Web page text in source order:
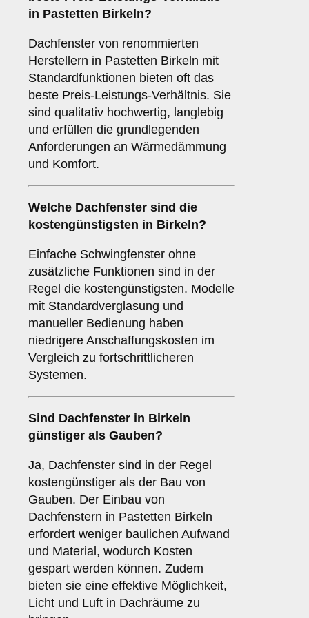
in Pastetten Birkeln?
Dachfenster von renommierten
Herstellern in Pastetten Birkeln mit
Standardfunktionen bieten oft das
beste Preis-Leistungs-Verhältnis. Sie
sind qualitativ hochwertig, langlebig
und erfüllen die grundlegenden
Anforderungen an Wärmedämmung
und Komfort.
Welche Dachfenster sind die
kostengünstigsten in Birkeln?
Einfache Schwingfenster ohne
zusätzliche Funktionen sind in der
Regel die kostengünstigsten. Modelle
mit Standardverglasung und
manueller Bedienung haben
niedrigere Anschaffungskosten im
Vergleich zu fortschrittlicheren
Systemen.
Sind Dachfenster in Birkeln
günstiger als Gauben?
Ja, Dachfenster sind in der Regel
kostengünstiger als der Bau von
Gauben. Der Einbau von
Dachfenstern in Pastetten Birkeln
erfordert weniger baulichen Aufwand
und Material, wodurch Kosten
gespart werden können. Zudem
bieten sie eine effektive Möglichkeit,
Licht und Luft in Dachräume zu